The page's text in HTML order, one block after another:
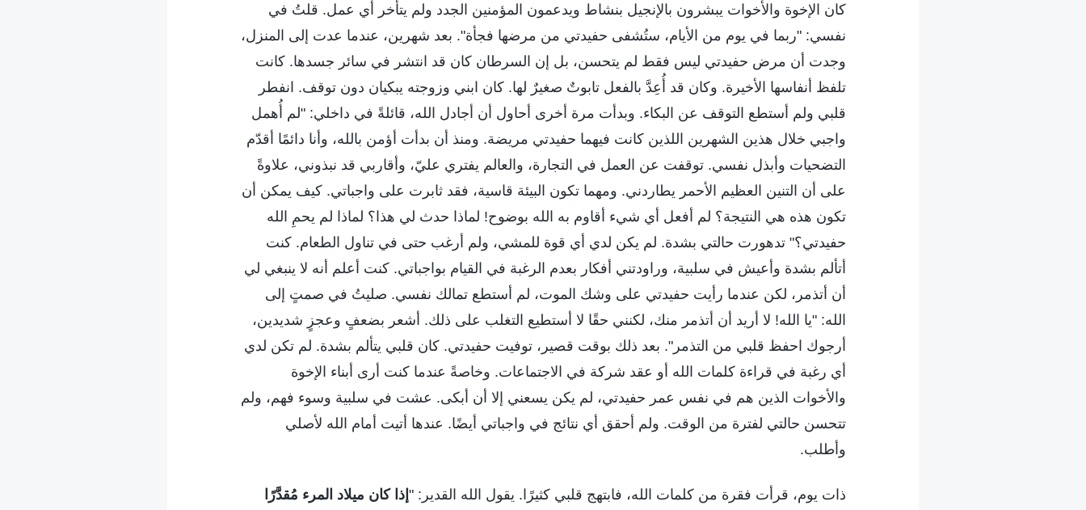
كان الإخوة والأخوات يبشرون بالإنجيل بنشاط ويدعمون المؤمنين الجدد ولم يتأخر أي عمل. قلتُ في
نفسي: "ربما في يوم من الأيام، ستُشفى حفيدتي من مرضها فجأة". بعد شهرين، عندما عدت إلى المنزل،
وجدت أن مرض حفيدتي ليس فقط لم يتحسن، بل إن السرطان كان قد انتشر في سائر جسدها. كانت
تلفظ أنفاسها الأخيرة. وكان قد أُعِدَّ بالفعل تابوتٌ صغيرٌ لها. كان ابني وزوجته يبكيان دون توقف. انفطر
قلبي ولم أستطع التوقف عن البكاء. وبدأت مرة أخرى أحاول أن أجادل الله، قائلةً في داخلي: "لم أُهمل
واجبي خلال هذين الشهرين اللذين كانت فيهما حفيدتي مريضة. ومنذ أن بدأت أؤمن بالله، وأنا دائمًا أقدّم
التضحيات وأبذل نفسي. توقفت عن العمل في التجارة، والعالم يفتري عليّ، وأقاربي قد نبذوني، علاوةً
على أن التنين العظيم الأحمر يطاردني. ومهما تكون البيئة قاسية، فقد ثابرت على واجباتي. كيف يمكن أن
تكون هذه هي النتيجة؟ لم أفعل أي شيء أقاوم به الله بوضوح! لماذا حدث لي هذا؟ لماذا لم يحمِ الله
حفيدتي؟" تدهورت حالتي بشدة. لم يكن لدي أي قوة للمشي، ولم أرغب حتى في تناول الطعام. كنت
أتألم بشدة وأعيش في سلبية، وراودتني أفكار بعدم الرغبة في القيام بواجباتي. كنت أعلم أنه لا ينبغي لي
أن أتذمر، لكن عندما رأيت حفيدتي على وشك الموت، لم أستطع تمالك نفسي. صليتُ في صمتٍ إلى
الله: "يا الله! لا أريد أن أتذمر منك، لكنني حقًا لا أستطيع التغلب على ذلك. أشعر بضعفٍ وعجزٍ شديدين،
أرجوك احفظ قلبي من التذمر". بعد ذلك بوقت قصير، توفيت حفيدتي. كان قلبي يتألم بشدة. لم تكن لدي
أي رغبة في قراءة كلمات الله أو عقد شركة في الاجتماعات. وخاصةً عندما كنت أرى أبناء الإخوة
والأخوات الذين هم في نفس عمر حفيدتي، لم يكن يسعني إلا أن أبكى. عشت في سلبية وسوء فهم، ولم
تتحسن حالتي لفترة من الوقت. ولم أحقق أي نتائج في واجباتي أيضًا. عندها أتيت أمام الله لأصلي
وأطلب.
ذات يوم، قرأت فقرة من كلمات الله، فابتهج قلبي كثيرًا. يقول الله القدير: " إذا كان ميلاد المرء مُقدَّرًا